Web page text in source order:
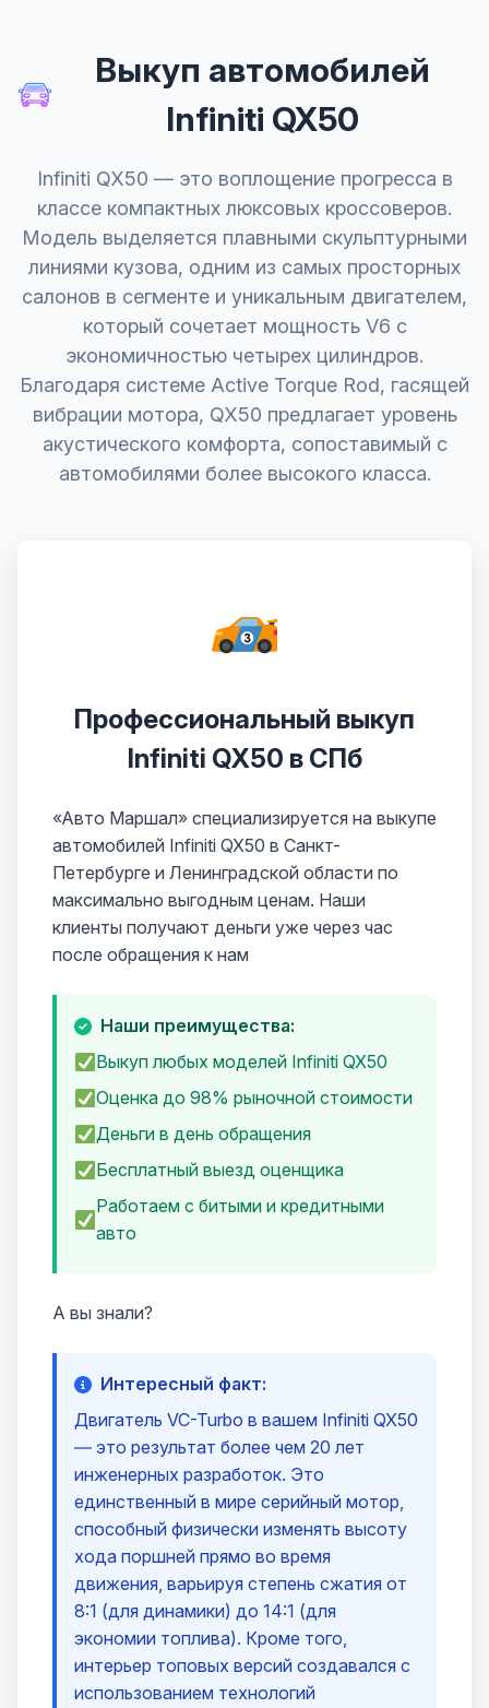
Выкуп автомобилей
Infiniti QX50
Infiniti QX50 — это воплощение прогресса в
классе компактных люксовых кроссоверов.
Модель выделяется плавными скульптурными
линиями кузова, одним из самых просторных
салонов в сегменте и уникальным двигателем,
который сочетает мощность V6 с
экономичностью четырех цилиндров.
Благодаря системе Active Torque Rod, гасящей
вибрации мотора, QX50 предлагает уровень
акустического комфорта, сопоставимый с
автомобилями более высокого класса.
Профессиональный выкуп
Infiniti QX50 в СПб
«Авто Маршал» специализируется на выкупе
автомобилей Infiniti QX50 в Санкт-
Петербурге и Ленинградской области по
максимально выгодным ценам. Наши
клиенты получают деньги уже через час
после обращения к нам
Наши преимущества:
Выкуп любых моделей Infiniti QX50
Оценка до 98% рыночной стоимости
Деньги в день обращения
Бесплатный выезд оценщика
Работаем с битыми и кредитными
авто
А вы знали?
Интересный факт:
Двигатель VC-Turbo в вашем Infiniti QX50
— это результат более чем 20 лет
инженерных разработок. Это
единственный в мире серийный мотор,
способный физически изменять высоту
хода поршней прямо во время
движения, варьируя степень сжатия от
8:1 (для динамики) до 14:1 (для
экономии топлива). Кроме того,
интерьер топовых версий создавался с
использованием технологий